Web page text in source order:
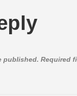
published. Required